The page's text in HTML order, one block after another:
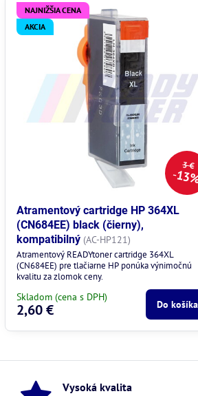
3 €
NAJNIŽŠIA CENA
AKCIA
Atramentový cartridge HP 364XL
(CN684EE) black (čierny),
kompatibilný (AC-HP121)
Atramentový READYtoner cartridge 364XL
(CN684EE) pre tlačiarne HP ponúka výnimočnú
kvalitu za zlomok ceny.
Skladom (cena s DPH)
2,60 € Do košíka
Vysoká kvalita